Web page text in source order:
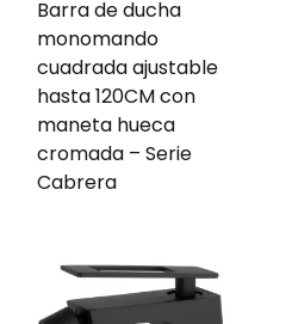
Barra de ducha
monomando
cuadrada ajustable
hasta 120CM con
maneta hueca
cromada – Serie
Cabrera